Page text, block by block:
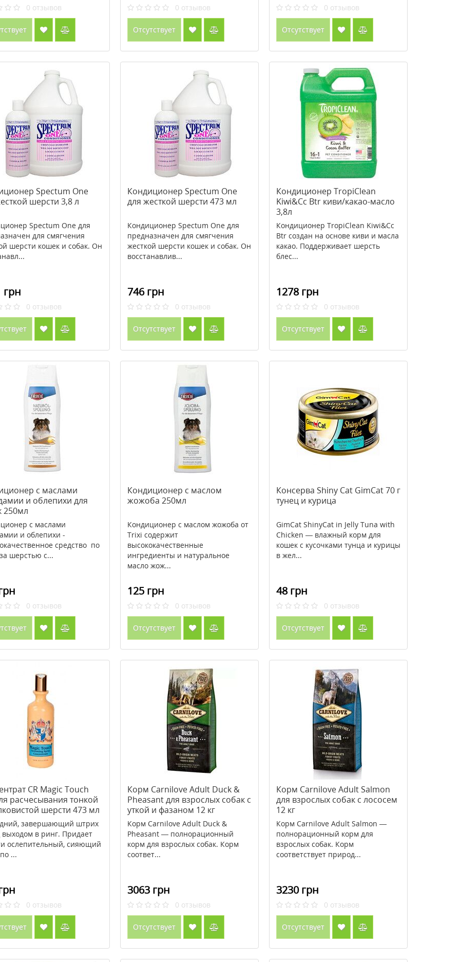
0 отзывов 0 отзывов
Отсутствует
0 отзывов
Отсутствует
Spectum One
шерсти 3,8 л
Spectum One для
для смягчения
шерсти кошек и собак. Он
грн
0 отзывов
Кондиционер Spectum One
для жесткой шерсти 473 мл
Кондиционер Spectum One для
предназначен для смягчения
жесткой шерсти кошек и собак. Он
восстанавлив...
746 грн
0 отзывов
Отсутствует
Кондиционер TropiClean
Kiwi&Cc Btr киви/какао-масло
3,8л
Кондиционер TropiClean Kiwi&Cc
Btr создан на основе киви и масла
какао. Поддерживает шерсть
блес...
1278 грн
0 отзывов
Отсутствует
с маслами
и облепихи для
250мл
с маслами
и облепихи -
средство по
шерстью с...
0 отзывов
Кондиционер с маслом
жожоба 250мл
Кондиционер с маслом жожоба от
Trixi содержит
высококачественные
ингредиенты и натуральное
масло жож...
125 грн
0 отзывов
Отсутствует
Консерва Shiny Cat GimCat 70 г
тунец и курица
GimCat ShinyCat in Jelly Tuna with
Chicken — влажный корм для
кошек с кусочками тунца и курицы
в жел...
48 грн
0 отзывов
Отсутствует
CR Magic Touch
расчесывания тонкой
шерсти 473 мл
завершающий штрих
выходом в ринг. Придает
ослепительный, сияющий
...
0 отзывов
Корм Carnilove Adult Duck &
Pheasant для взрослых собак с
уткой и фазаном 12 кг
Корм Carnilove Adult Duck &
Pheasant — полнорационный
корм для взрослых собак. Корм
соответ...
3063 грн
0 отзывов
Отсутствует
Корм Carnilove Adult Salmon
для взрослых собак с лососем
12 кг
Корм Carnilove Adult Salmon —
полнорационный корм для
взрослых собак. Корм
соответствует природ...
3230 грн
0 отзывов
Отсутствует